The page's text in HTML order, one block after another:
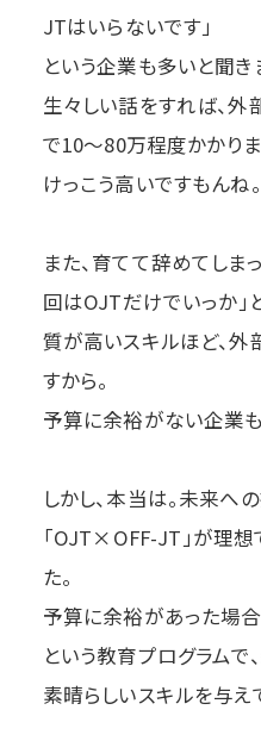
JTはいらないです」
という企業も多いと聞き
生々しい話をすれば、外
で10〜80万程度かかりま
けっこう高いですもんね
また、育てて辞めてしま
回はOJTだけでいっか」
質が高いスキルほど、
すから。
予算に余裕がない企業も
しかし、本当は。未来へ
「OJT×OFF-JT」が理
た。
予算に余裕があった場
という教育プログラムで
素晴らしいスキルを与え